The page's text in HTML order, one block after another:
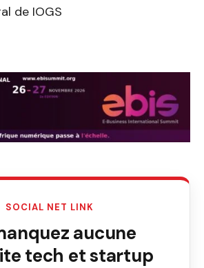
de IOGS
SOCIAL NET LINK
aucune
tech et startup